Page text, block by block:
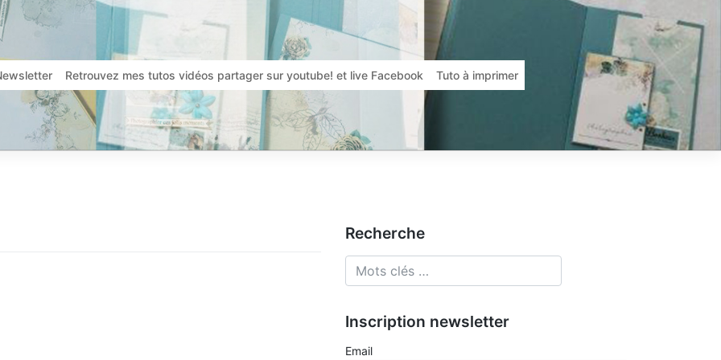
Retrouvez mes tutos vidéos partager sur youtube! et live Facebook Tuto à imprimer
Recherche
Inscription newsletter
Email